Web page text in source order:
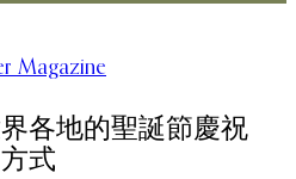
Magazine
各地的聖誕節慶祝
方式